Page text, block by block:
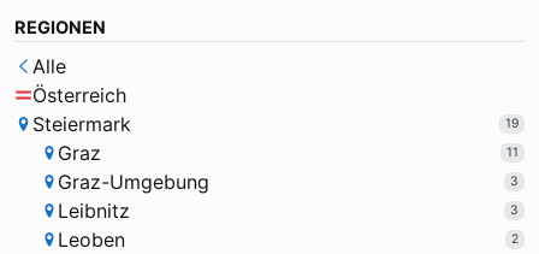
REGIONEN
Alle
Österreich
Steiermark
19
Graz 11
Graz-Umgebung 3
Leibnitz 3
Leoben 2